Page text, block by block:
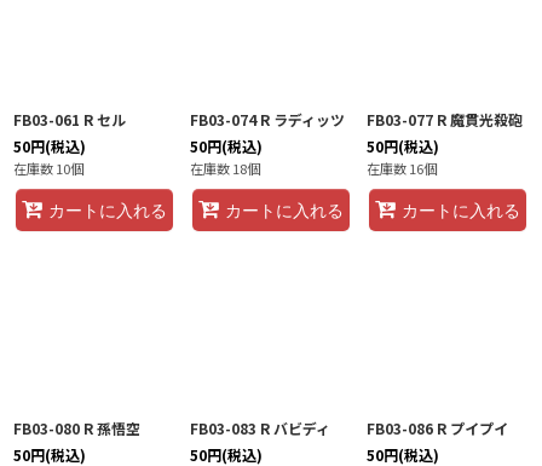
FB03-061 R セル
50円(税込)
在庫数 10個
カートに入れる
FB03-074 R ラディッツ
50円(税込)
在庫数 18個
カートに入れる
FB03-077 R 魔貫光殺砲
50円(税込)
在庫数 16個
カートに入れる
FB03-080 R 孫悟空
50円(税込)
FB03-083 R バビディ
50円(税込)
FB03-086 R プイプイ
50円(税込)